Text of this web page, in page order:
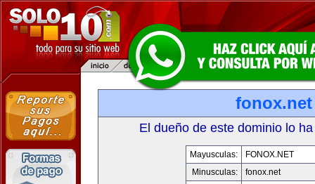
fonox.net
El dueño de este dominio lo
Mayusculas:
FONOX.NET
Minusculas:
fonox.net